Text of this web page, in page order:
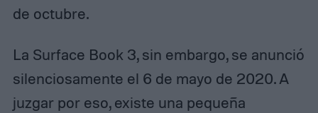
de octubre.
La Surface Book 3, sin embargo, se anunció
silenciosamente el 6 de mayo de 2020. A
juzgar por eso, existe una pequeña